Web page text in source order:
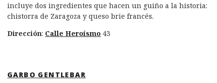
incluye dos ingredientes que hacen un guiño a la historia:
chistorra de Zaragoza y queso brie francés.
Dirección: Calle Heroísmo 43
GARBO GENTLEBAR